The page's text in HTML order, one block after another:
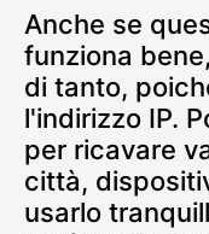
Anche se
funziona
di tanto,
l'indirizzo IP.
per ricavare
città,
usarlo